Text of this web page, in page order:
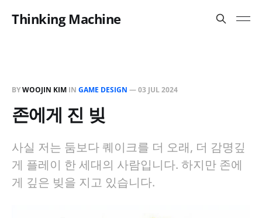
Thinking Machine
BYWOOJIN KIM IN GAME DESIGN —03 JUL 2024
존에게 진 빚
사실 저는 둠보다 퀘이크를 더 오래, 더 감명깊
게 플레이 한 세대의 사람입니다. 하지만 존에
게 깊은 빚을 지고 있습니다.